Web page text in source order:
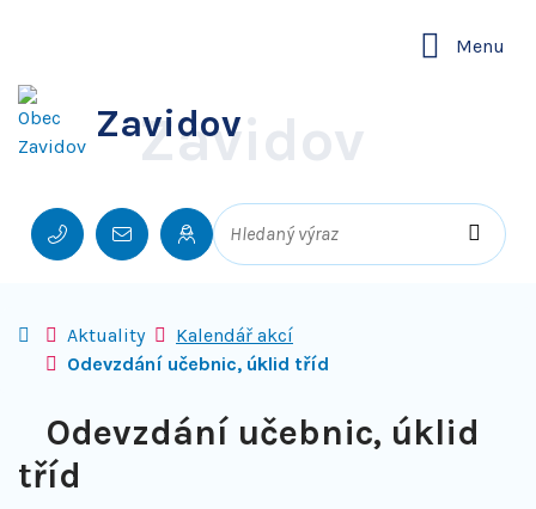
Menu
Zavidov
Zavidov
+420 702 177 707, +420 722 930 393
obec@zavidov.cz
Hledaný výraz
Hledat
Úvodní stránka
Aktuality
Kalendář akcí
Odevzdání učebnic, úklid tříd
Odevzdání učebnic, úklid
tříd